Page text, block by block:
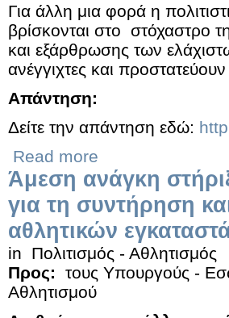
Για άλλη μια φορά η
βρίσκονται στο στόχαστρο
και εξάρθρωσης των
ανέγγιχτες και
Απάντηση:
Δείτε την απάντηση εδώ:
Read more
Άμεση ανάγκη
για τη συντήρηση
αθλητικών
in
Πολιτισμός - Αθλητισμός
Προς:
τους Υπουργούς -
Αθλητισμού